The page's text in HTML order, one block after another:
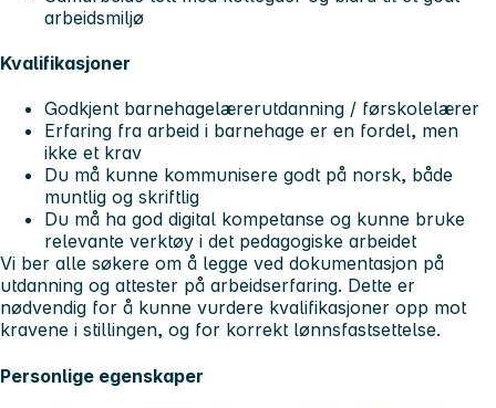
arbeidsmiljø
Kvalifikasjoner
Godkjent barnehagelærerutdanning / førskolelærer
Erfaring fra arbeid i barnehage er en fordel, men
ikke et krav
Du må kunne kommunisere godt på norsk, både
muntlig og skriftlig
Du må ha god digital kompetanse og kunne bruke
relevante verktøy i det pedagogiske arbeidet
Vi ber alle søkere om å legge ved dokumentasjon på
utdanning og attester på arbeidserfaring. Dette er
nødvendig for å kunne vurdere kvalifikasjoner opp mot
kravene i stillingen, og for korrekt lønnsfastsettelse.
Personlige egenskaper